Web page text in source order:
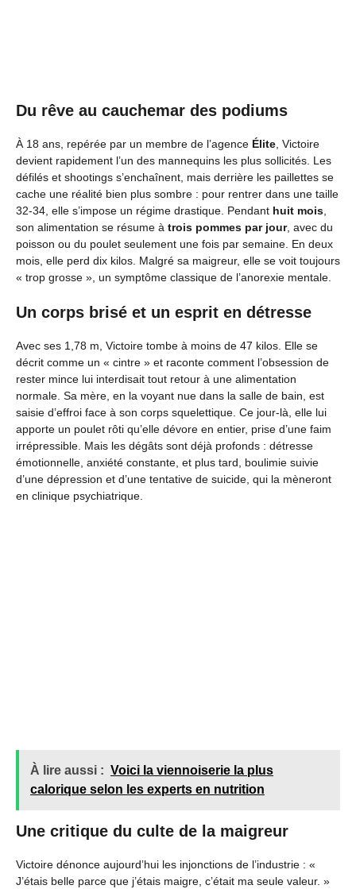
Du rêve au cauchemar des podiums
À 18 ans, repérée par un membre de l’agence Élite , Victoire
devient rapidement l’un des mannequins les plus sollicités. Les
défilés et shootings s’enchaînent, mais derrière les paillettes se
cache une réalité bien plus sombre : pour rentrer dans une taille
32-34, elle s’impose un régime drastique. Pendant huit mois
son alimentation se résume à trois pommes par jour, avec du
poisson ou du poulet seulement une fois par semaine. En deux
mois, elle perd dix kilos. Malgré sa maigreur, elle se voit toujours
« trop grosse », un symptôme classique de l’anorexie mentale.
Un corps brisé et un esprit en détresse
Avec ses 1,78 m, Victoire tombe à moins de 47 kilos. Elle se
décrit comme un « cintre » et raconte comment l’obsession de
rester mince lui interdisait tout retour à une alimentation
normale. Sa mère, en la voyant nue dans la salle de bain, est
saisie d’effroi face à son corps squelettique. Ce jour-là, elle lui
apporte un poulet rôti qu’elle dévore en entier, prise d’une faim
irrépressible. Mais les dégâts sont déjà profonds : détresse
émotionnelle, anxiété constante, et plus tard, boulimie suivie
d’une dépression et d’une tentative de suicide, qui la mèneront
en clinique psychiatrique.
À lire aussi : Voici la viennoiserie la plus
calorique selon les experts en nutrition
Une critique du culte de la maigreur
Victoire dénonce aujourd’hui les injonctions de l’industrie : «
J’étais belle parce que j’étais maigre, c’était ma seule valeur. »